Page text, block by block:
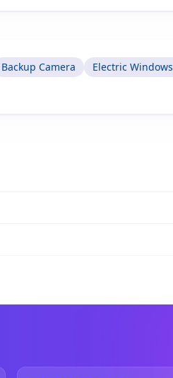
Backup Camera Electric Windows